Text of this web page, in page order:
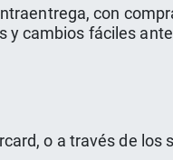
con
y cambios fáciles
o a través de los